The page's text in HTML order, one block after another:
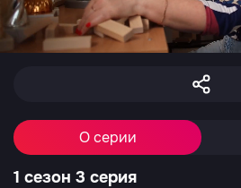
О серии
1 сезон 3 серия